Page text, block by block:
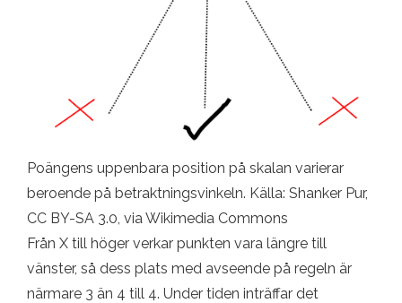
Poängens uppenbara position på skalan varierar
beroende på betraktningsvinkeln. Källa: Shanker Pur,
CC BY-SA 3.0, via Wikimedia Commons
Från X till höger verkar punkten vara längre till
vänster, så dess plats med avseende på regeln är
närmare 3 än 4 till 4. Under tiden inträffar det